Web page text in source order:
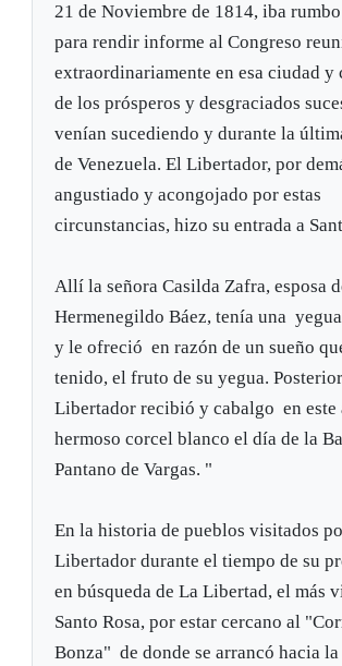
21 de Noviembre de 1814, iba
para rendir informe al Congreso
extraordinariamente en esa ciudad y
de los prósperos y desgraciados
venían sucediendo y durante la
de Venezuela. El Libertador, por
angustiado y acongojado por estas
circunstancias, hizo su entrada a
Allí la señora Casilda Zafra, esposa
Hermenegildo Báez, tenía una
y le ofreció en razón de un sueño
tenido, el fruto de su yegua.
Libertador recibió y cabalgo en este
hermoso corcel blanco el día de la
Pantano de Vargas. "
En la historia de pueblos visitados
Libertador durante el tiempo de su
en búsqueda de La Libertad, el más
Santo Rosa, por estar cercano al
Bonza" de donde se arrancó hacia